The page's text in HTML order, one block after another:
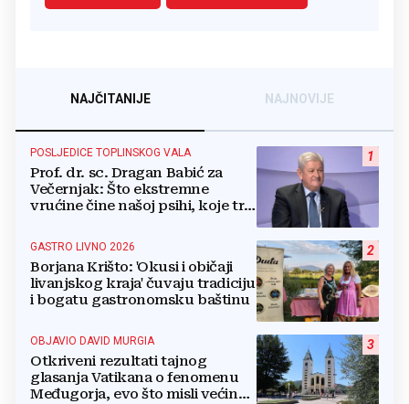
NAJČITANIJE NAJNOVIJE
1
POSLJEDICE TOPLINSKOG VALA
Prof. dr. sc. Dragan Babić za
Večernjak: Što ekstremne
vrućine čine našoj psihi, koje tri
boriti...
2
GASTRO LIVNO 2026
Borjana Krišto: 'Okusi i običaji
livanjskog kraja' čuvaju tradiciju
i bogatu gastronomsku baštinu
3
OBJAVIO DAVID MURGIA
Otkriveni rezultati tajnog
glasanja Vatikana o fenomenu
Međugorja, evo što misli većina